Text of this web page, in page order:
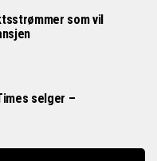
som vil
selger –